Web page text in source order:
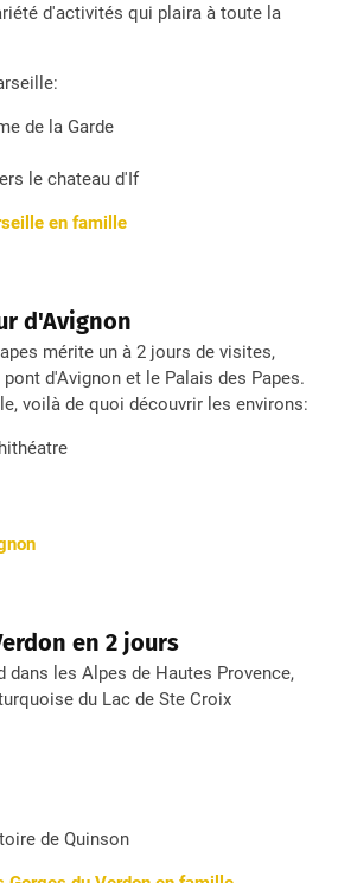
d'activités qui plaira à toute la
de la Garde
le chateau d'If
en famille
d'Avignon
mérite un à 2 jours de visites,
d'Avignon et le Palais des Papes.
voilà de quoi découvrir les environs:
en 2 jours
dans les Alpes de Hautes Provence,
du Lac de Ste Croix
de Quinson